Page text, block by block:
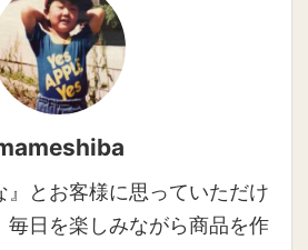
』とお客様に思っていただけ
毎日を楽しみながら商品を作